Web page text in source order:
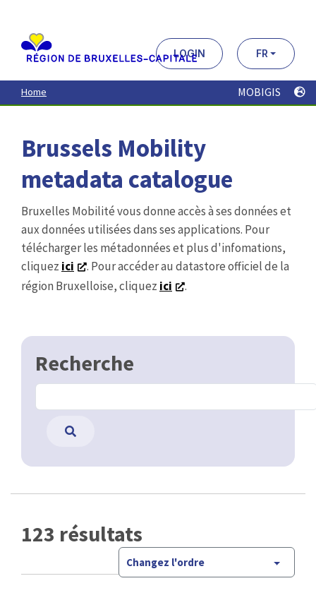
contenu
principal
LOGIN FR
Home MOBIGIS
Brussels Mobility
metadata catalogue
Bruxelles Mobilité vous donne accès à ses données et
aux données utilisées dans ses applications. Pour
télécharger les métadonnées et plus d'infomations,
cliquez ici
. Pour accéder au datastore officiel de la
région Bruxelloise, cliquez ici .
Recherche
123 résultats
Changez l'ordre